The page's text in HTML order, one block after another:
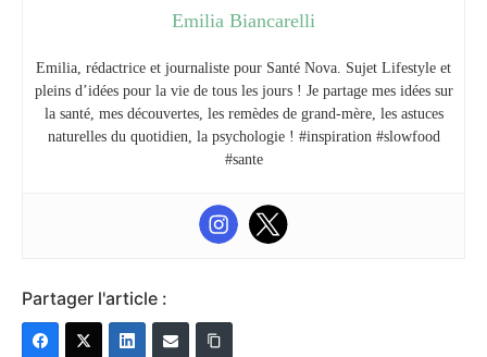
Emilia Biancarelli
Emilia, rédactrice et journaliste pour Santé Nova. Sujet Lifestyle et
pleins d’idées pour la vie de tous les jours ! Je partage mes idées sur
la santé, mes découvertes, les remèdes de grand-mère, les astuces
naturelles du quotidien, la psychologie ! #inspiration #slowfood
#sante
Partager l'article :